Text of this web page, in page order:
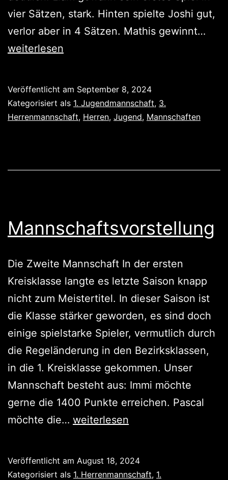
vier Sätzen, stark. Hinten spielte Joshi gut,
verlor aber in 4 Sätzen. Mathis gewinnt…
weiterlesen
Veröffentlicht am September 8, 2024
Kategorisiert als 1. Jugendmannschaft, 3.
Herrenmannschaft, Herren, Jugend, Mannschaften
Mannschaftsvorstellung
Die Zweite Mannschaft In der ersten
Kreisklasse langte es letzte Saison knapp
nicht zum Meistertitel. In dieser Saison ist
die Klasse stärker geworden, es sind doch
einige spielstarke Spieler, vermutlich durch
die Regeländerung in den Bezirksklassen,
in die 1. Kreisklasse gekommen. Unser
Mannschaft besteht aus: Immi möchte
gerne die 1400 Punkte erreichen. Pascal
möchte die… Mannschaftsvorstellung
weiterlesen
Veröffentlicht am August 18, 2024
Kategorisiert als 1. Herrenmannschaft, 1.